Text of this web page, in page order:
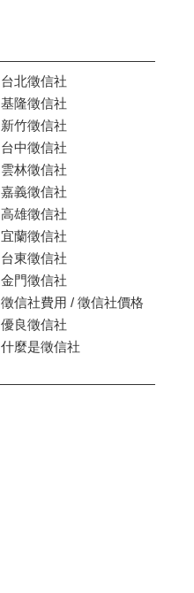
台北徵信社
基隆徵信社
新竹徵信社
台中徵信社
雲林徵信社
嘉義徵信社
高雄徵信社
宜蘭徵信社
台東徵信社
金門徵信社
徵信社費用 / 徵信社價格
優良徵信社
什麼是徵信社